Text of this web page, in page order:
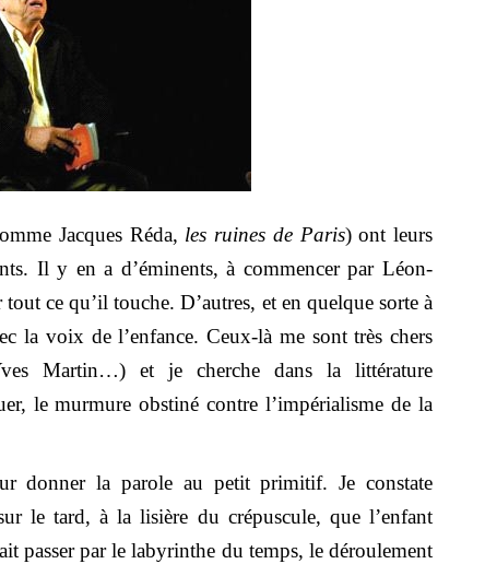
Jacques Réda, les ruines de Paris) ont leurs
Il y en a d’éminents, à commencer par Léon-
ce qu’il touche. D’autres, et en quelque sorte à
la voix de l’enfance. Ceux-là me sont très chers
Martin…) et je cherche dans la littérature
le murmure obstiné contre l’impérialisme de la
donner la parole au petit primitif. Je constate
le tard, à la lisière du crépuscule, que l’enfant
passer par le labyrinthe du temps, le déroulement